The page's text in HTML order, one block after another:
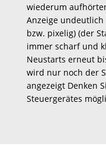
wiederum
Anzeige undeutlich
bzw. pixelig) (der
immer scharf und
Neustarts erneut
wird nur noch der
angezeigt Denken
Steuergerätes